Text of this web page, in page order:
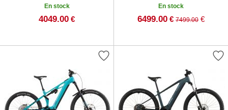
En stock
4049.00 €
En stock
6499.00 € 7499.00 €